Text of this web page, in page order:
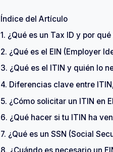
Índice del Artículo
1. ¿Qué es un Tax ID y por
2. ¿Qué es el EIN (Employer
3. ¿Qué es el ITIN y quién lo
4. Diferencias clave entre
5. ¿Cómo solicitar un ITIN en
6. ¿Qué hacer si tu ITIN ha
7. ¿Qué es un SSN (Social